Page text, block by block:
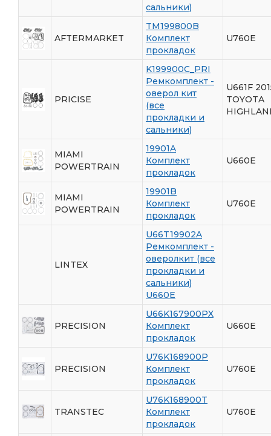
сальники)
AFTERMARKET
TM199800B
Комплект
прокладок
U760E
PRICISE
K199900C_PRI
Ремкомплект -
оверол кит
(все
прокладки и
сальники)
U661F
TOYOTA
MIAMI
POWERTRAIN
19901A
Комплект
прокладок
U660E
MIAMI
POWERTRAIN
19901B
Комплект
прокладок
U760E
LINTEX
U66T19902A
Ремкомплект -
оверолкит (все
прокладки и
сальники)
U660E
PRECISION
U66K167900PX
Комплект
прокладок
U660E
PRECISION
U76K168900P
Комплект
прокладок
U760E
TRANSTEC
U76K168900T
Комплект
прокладок
U760E